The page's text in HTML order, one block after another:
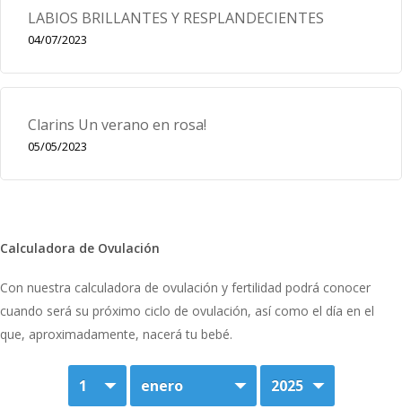
LABIOS BRILLANTES Y RESPLANDECIENTES
04/07/2023
Clarins Un verano en rosa!
05/05/2023
Calculadora de Ovulación
Con nuestra calculadora de ovulación y fertilidad podrá conocer
cuando será su próximo ciclo de ovulación, así como el día en el
que, aproximadamente, nacerá tu bebé.